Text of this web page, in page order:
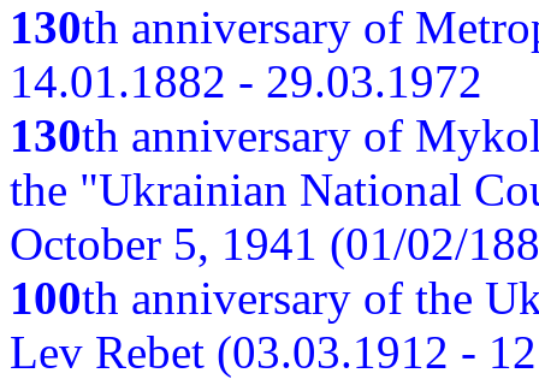
130th anniversary of
14.01.1882 - 29.03.1972
130th anniversary of
the "Ukrainian National
October 5, 1941 (01/02/
100th anniversary of the
Lev Rebet (03.03.1912 -